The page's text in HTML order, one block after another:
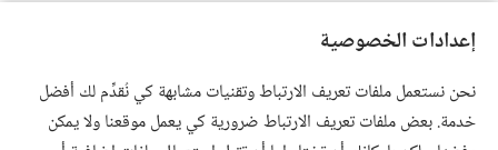
إعدادات الخصوصية
نحن نستعمل ملفات تعريف الارتباط وتقنيات مشابهة كي نُقدِّم لك أفضل
خدمة. بعض ملفات تعريف الارتباط ضرورية كي يعمل موقعنا ولا يمكن
‏(‏د)‏ اية نبوات تمَّت خلال الايام القليلة الاخيرة قبل محاكمة يسوع؟‏
‏(‏و)‏ اية نبوات وسمت تعليقه الفعلي،‏ موته،‏ وقيامته؟‏